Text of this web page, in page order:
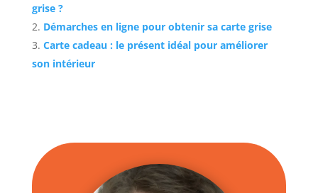
grise ?
Démarches en ligne pour obtenir sa carte grise
Carte cadeau : le présent idéal pour améliorer
son intérieur